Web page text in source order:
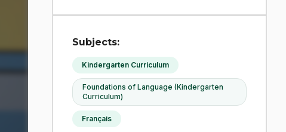
Subjects:
Kindergarten Curriculum
Foundations of Language (Kindergarten
Curriculum)
Français